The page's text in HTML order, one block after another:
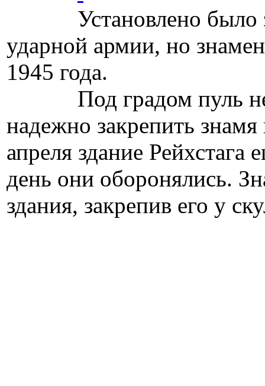
Установлено было
ударной армии, но
1945 года.
Под градом пуль
надежно закрепить
апреля здание
день они оборонялись.
здания, закрепив его у